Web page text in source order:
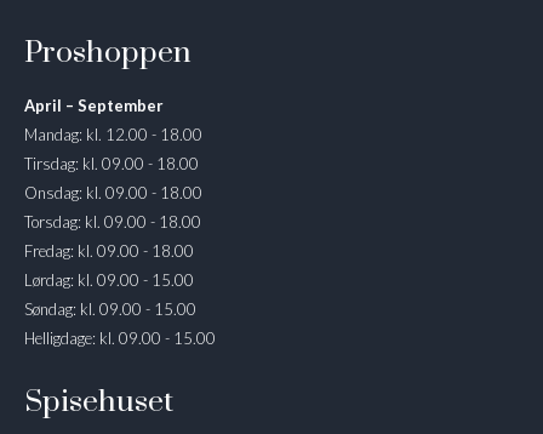
Proshoppen
April – September
Mandag: kl. 12.00 - 18.00
Tirsdag: kl. 09.00 - 18.00
Onsdag: kl. 09.00 - 18.00
Torsdag: kl. 09.00 - 18.00
Fredag: kl. 09.00 - 18.00
Lørdag: kl. 09.00 - 15.00
Søndag: kl. 09.00 - 15.00
Helligdage: kl. 09.00 - 15.00
Spisehuset